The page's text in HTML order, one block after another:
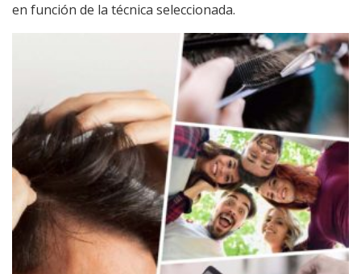
en función de la técnica seleccionada.